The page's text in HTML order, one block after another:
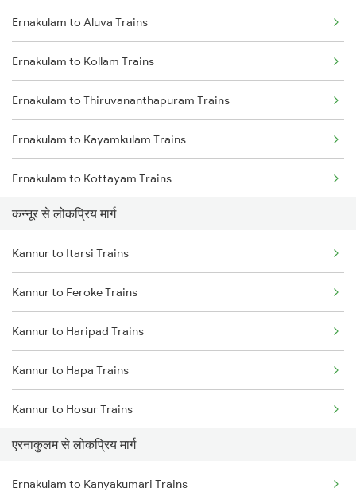
Kannur to Vadakara Trains
Kannur to Kanhangad Trains
Kannur to Payyanur Trains
Kannur to Kuttippuram Trains
Kannur to Parappanangadi Trains
Ernakulam to Aluva Trains
Ernakulam to Kollam Trains
Ernakulam to Thiruvananthapuram Trains
Ernakulam to Kayamkulam Trains
Ernakulam to Kottayam Trains
Ernakulam to Chengannur Trains
Ernakulam to Palakkad Trains
Ernakulam to Thiruvalla Trains
Ernakulam to Shoranur Trains
Ernakulam to Varkala Trains
Ernakulam to Erode Trains
Ernakulam to Coimbatore Trains
कन्नूर से लोकप्रिय मार्ग
Kannur to Itarsi Trains
Kannur to Feroke Trains
Kannur to Haripad Trains
Kannur to Hapa Trains
Kannur to Hosur Trains
Kannur to Haridwar Trains
Kannur to Kolkata Trains
एरनाकुलम से लोकप्रिय मार्ग
Ernakulam to Kanyakumari Trains